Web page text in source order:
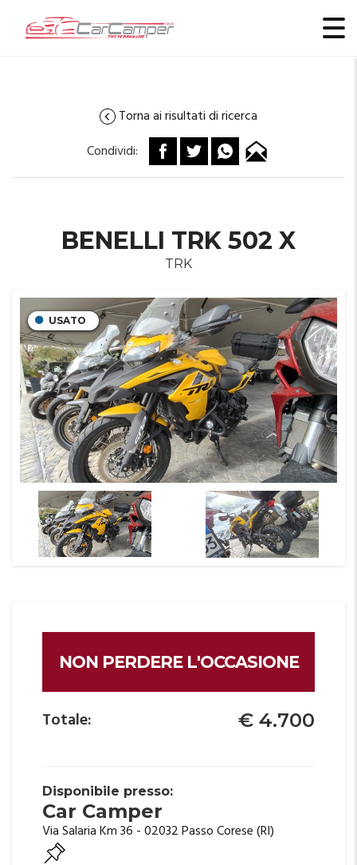
Torna ai risultati di ricerca
Condividi:
BENELLI TRK 502 X
TRK
USATO
NON PERDERE L'OCCASIONE
Totale: € 4.700
Disponibile presso:
Car Camper
Via Salaria Km 36 - 02032 Passo Corese (RI)